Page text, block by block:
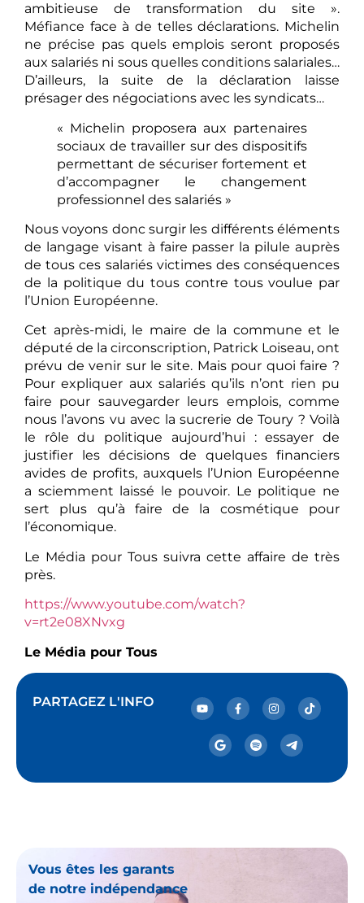
ambitieuse de transformation du site ».
Méfiance face à de telles déclarations. Michelin
ne précise pas quels emplois seront proposés
aux salariés ni sous quelles conditions salariales…
D’ailleurs, la suite de la déclaration laisse
présager des négociations avec les syndicats…
« Michelin proposera aux partenaires
sociaux de travailler sur des dispositifs
permettant de sécuriser fortement et
d’accompagner le changement
professionnel des salariés »
Nous voyons donc surgir les différents éléments
de langage visant à faire passer la pilule auprès
de tous ces salariés victimes des conséquences
de la politique du tous contre tous voulue par
l’Union Européenne.
Cet après-midi, le maire de la commune et le
député de la circonscription, Patrick Loiseau, ont
prévu de venir sur le site. Mais pour quoi faire ?
Pour expliquer aux salariés qu’ils n’ont rien pu
faire pour sauvegarder leurs emplois, comme
nous l’avons vu avec la sucrerie de Toury ? Voilà
le rôle du politique aujourd’hui : essayer de
justifier les décisions de quelques financiers
avides de profits, auxquels l’Union Européenne
a sciemment laissé le pouvoir. Le politique ne
sert plus qu’à faire de la cosmétique pour
l’économique.
Le Média pour Tous suivra cette affaire de très
près.
https://www.youtube.com/watch?
v=rt2e08XNvxg
Le Média pour Tous
PARTAGEZ L'INFO
Vous êtes les garants
de notre indépendance